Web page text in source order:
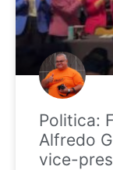
Politica:
Alfredo
vice-